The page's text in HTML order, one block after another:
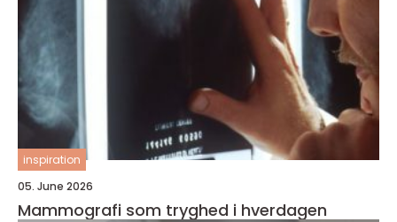
inspiration
05. June 2026
Mammografi som tryghed i hverdagen